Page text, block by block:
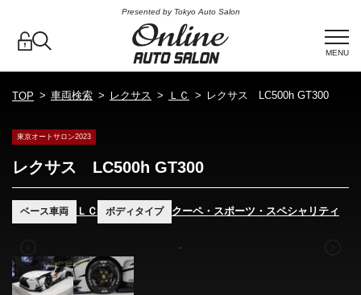
Presented by Tokyo Auto Salon
MENU
TOP 車両検索 レクサス ＬＣ レクサス LC500h GT300
東京オートサロン2023
レクサス LC500h GT300
ベース車両 ＬＣ ボディタイプ クーペ・スポーツ・スペシャリティ